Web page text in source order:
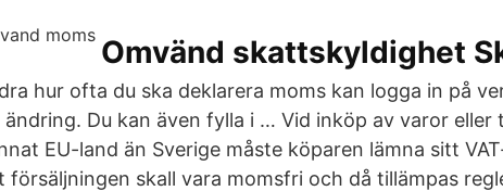
Omvänd skattskyldighet
hur ofta du ska deklarera moms kan logga in på
ändring. Du kan även fylla i … Vid inköp av varor
EU-land än Sverige måste köparen lämna sitt
försäljningen skall vara momsfri och då tillämpas